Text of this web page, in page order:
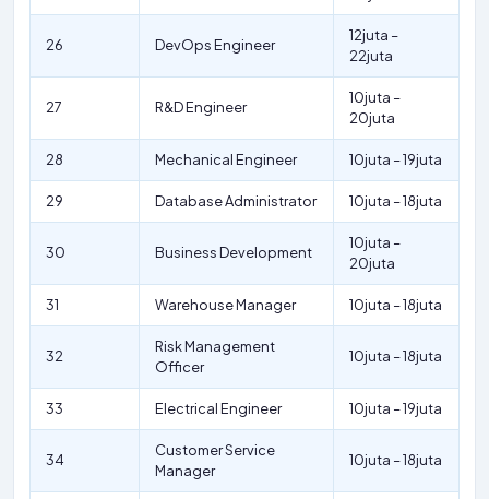
26 DevOps Engineer
12juta –
22juta
27 R&D Engineer
10juta –
20juta
28 Mechanical Engineer 10juta – 19juta
29 Database Administrator 10juta – 18juta
30 Business Development
10juta –
20juta
31 Warehouse Manager 10juta – 18juta
32
Risk Management
Officer
10juta – 18juta
33 Electrical Engineer 10juta – 19juta
34
Customer Service
Manager
10juta – 18juta